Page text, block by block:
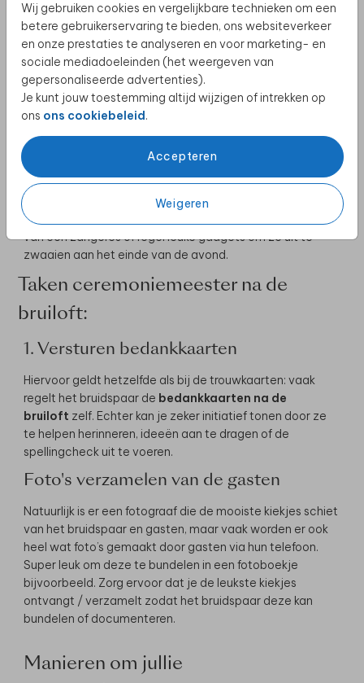
Wij gebruiken cookies en vergelijkbare technieken om een
betere gebruikerservaring te bieden, ons websiteverkeer
en onze prestaties te analyseren en voor marketing- en
sociale mediadoeleinden (het weergeven van
gepersonaliseerde advertenties).
Je kunt jouw toestemming altijd wijzigen of intrekken op
ons ons cookiebeleid.
Accepteren
Weigeren
Samen met het bruidspaar heb je bepaald of en wanneer
de speeches en stukjes plaats mogen vinden. Zorg ervoor
dat de gasten die dit willen doen, hiervan op de hoogte
zijn. Spreek bijvoorbeeld een seintje met ze af, op het
moment dat ze hun gang mogen gaan. Zorg dat je hierin
in de lead houdt.
Verrassingselement toevoegen
Houdt het bruidspaar van verrassingen? Neem dan zeker
het initiatief iets voor ze te organiseren. Dit kan zijn op
verschillende manieren en vormen. Zo kan je bijvoorbeeld
iets muzikaals voor ze regelen in de vorm van het boeken
van een zangeres of regel leuke gadgets om ze uit te
zwaaien aan het einde van de avond.
Taken ceremoniemeester na de
bruiloft:
1. Versturen bedankkaarten
Hiervoor geldt hetzelfde als bij de trouwkaarten: vaak
regelt het bruidspaar de bedankkaarten na de
bruiloft zelf. Echter kan je zeker initiatief tonen door ze
te helpen herinneren, ideeën aan te dragen of de
spellingcheck uit te voeren.
Foto's verzamelen van de gasten
Natuurlijk is er een fotograaf die de mooiste kiekjes schiet
van het bruidspaar en gasten, maar vaak worden er ook
heel wat foto’s gemaakt door gasten via hun telefoon.
Super leuk om deze te bundelen in een fotoboekje
bijvoorbeeld. Zorg ervoor dat je de leukste kiekjes
ontvangt / verzamelt zodat het bruidspaar deze kan
bundelen of documenteren.
Manieren om jullie